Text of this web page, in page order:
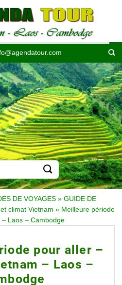
DE VOYAGES » GUIDE DE
climat Vietnam » Meilleure période
Laos – Cambodge
pour aller –
– Laos –